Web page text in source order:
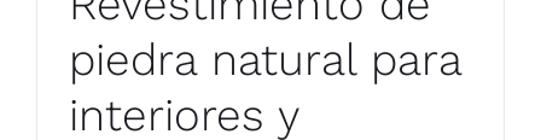
piedra natural para
interiores y